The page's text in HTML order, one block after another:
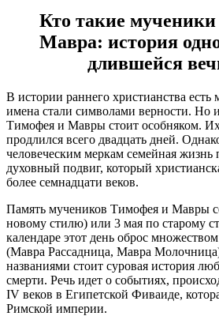
Кто такие
Мавра: история
длившейся
В истории раннего христианства есть
имена стали символами верности. Но
Тимофея и Мавры стоит особняком.
продлился всего двадцать дней.
человеческим меркам семейная жизнь
духовный подвиг, который
более семнадцати веков.
Память мучеников Тимофея и Мавры
новому стилю) или 3 мая по старому
календаре этот день оброс
(Мавра Рассадница, Мавра
названиями стоит суровая история
смерти. Речь идет о событиях,
IV веков в Египетской Фиваиде,
Римской империи.